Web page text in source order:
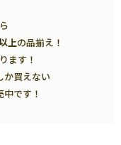
上の品揃え！
ます！
か買えない
です！